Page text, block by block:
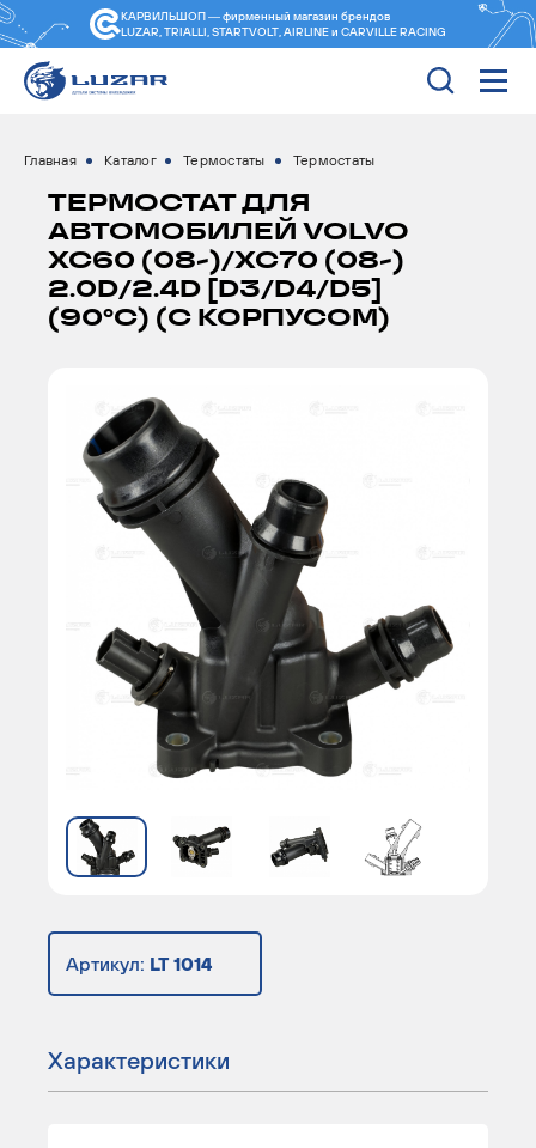
КАРВИЛЬШОП — фирменный магазин брендов
LUZAR, TRIALLI, STARTVOLT, AIRLINE и CARVILLE RACING
Главная Каталог Термостаты Термостаты
ТЕРМОСТАТ ДЛЯ
АВТОМОБИЛЕЙ VOLVO
XC60 (08-)/XC70 (08-)
2.0D/2.4D [D3/D4/D5]
(90°С) (С КОРПУСОМ)
Артикул: LT 1014
Характеристики